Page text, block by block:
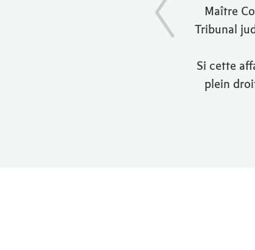
Maître
Tribunal
Si cette
plein